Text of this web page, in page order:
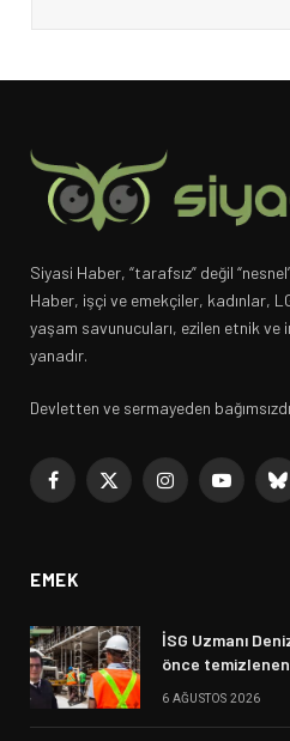
Siyasi Haber, “tarafsız” değil
Haber, işçi ve emekçiler, kadınlar,
yaşam savunucuları, ezilen etnik
yanadır.
Devletten ve sermayeden
Facebook
X
InstagramYouTube
EMEK
İSG Uzmanı
önce
6 AĞUSTOS 2026